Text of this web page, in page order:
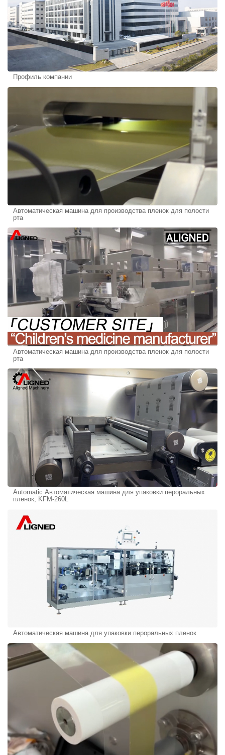
Профиль компании
Автоматическая машина для производства пленок для полости
рта
Автоматическая машина для производства пленок для полости
рта
Automatic Автоматическая машина для упаковки пероральных
пленок, KFM-260L
Автоматическая машина для упаковки пероральных пленок